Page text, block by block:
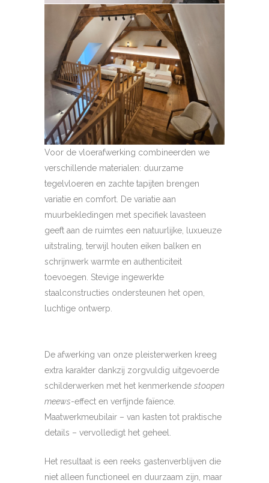
Voor de vloerafwerking combineerden we
verschillende materialen: duurzame
tegelvloeren en zachte tapijten brengen
variatie en comfort. De variatie aan
muurbekledingen met specifiek lavasteen
geeft aan de ruimtes een natuurlijke, luxueuze
uitstraling, terwijl houten eiken balken en
schrijnwerk warmte en authenticiteit
toevoegen. Stevige ingewerkte
staalconstructies ondersteunen het open,
luchtige ontwerp.
De afwerking van onze pleisterwerken kreeg
extra karakter dankzij zorgvuldig uitgevoerde
schilderwerken met het kenmerkende stoopen
meews-effect en verfijnde faïence.
Maatwerkmeubilair – van kasten tot praktische
details – vervolledigt het geheel.
Het resultaat is een reeks gastenverblijven die
niet alleen functioneel en duurzaam zijn, maar